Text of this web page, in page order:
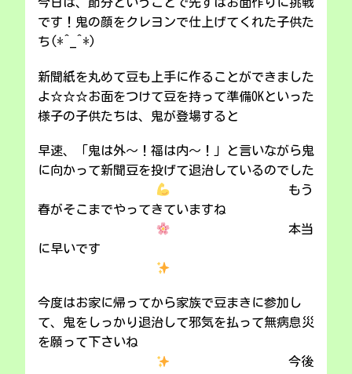
今日は、節分ということで先ずはお面作りに挑戦
です！鬼の顔をクレヨンで仕上げてくれた子供た
ち(*^_^*)
新聞紙を丸めて豆も上手に作ることができました
よ☆☆☆お面をつけて豆を持って準備OKといった
様子の子供たちは、鬼が登場すると
早速、「鬼は外～！福は内～！」と言いながら鬼
に向かって新聞豆を投げて退治しているのでした
もう
春がそこまでやってきていますね
本当
に早いです
今度はお家に帰ってから家族で豆まきに参加し
て、鬼をしっかり退治して邪気を払って無病息災
を願って下さいね
今後